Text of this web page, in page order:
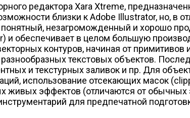
редактора Xara Xtreme,
близки к Adobe Illustrator, но, в
незагроможденный и хорошо
обеспечивает в целом большую
контуров, начиная от
текстовых объектов.
и текстурных заливок и пр. Для
использование отсекающих масок
эффектов (отличаются от обычных
для предпечатной